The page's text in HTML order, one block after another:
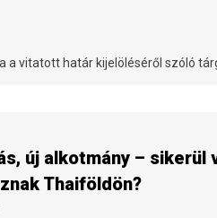
vitatott határ kijelöléséről szóló
új alkotmány – sikerül
Thaiföldön?